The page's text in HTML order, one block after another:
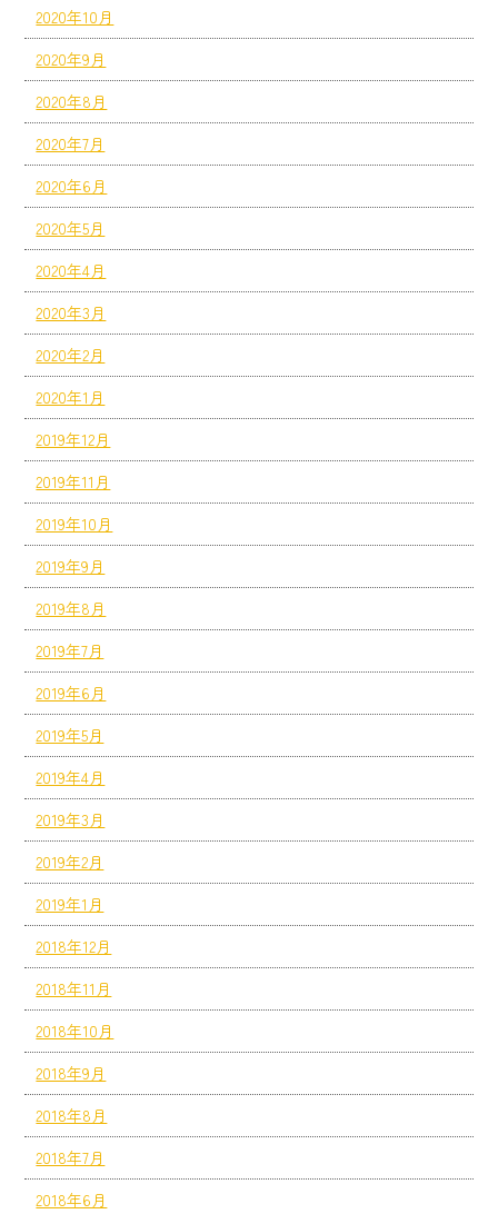
2020年10月
2020年9月
2020年8月
2020年7月
2020年6月
2020年5月
2020年4月
2020年3月
2020年2月
2020年1月
2019年12月
2019年11月
2019年10月
2019年9月
2019年8月
2019年7月
2019年6月
2019年5月
2019年4月
2019年3月
2019年2月
2019年1月
2018年12月
2018年11月
2018年10月
2018年9月
2018年8月
2018年7月
2018年6月